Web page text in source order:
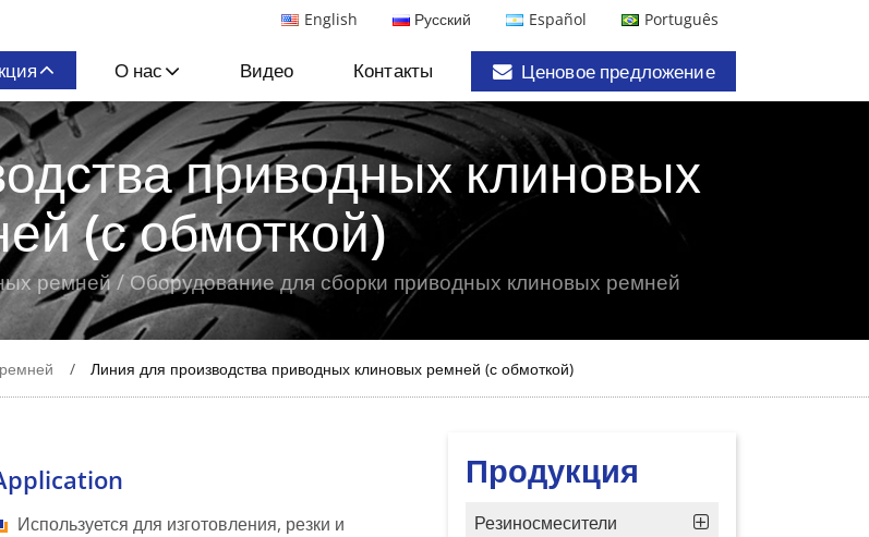
English Русский Español Português
О нас Видео Контакты Ценовое предложение
приводных клиновых
(с обмоткой)
ремней / Оборудование для сборки приводных клиновых ремней
Линия для производства приводных клиновых ремней (с обмоткой)
Используется для изготовления, резки и
Продукция
Резиносмесители